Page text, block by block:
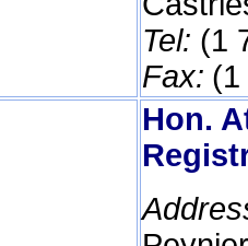
Tel: (1
Fax: (1
Hon.